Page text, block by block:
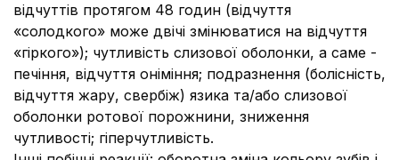
відчуттів протягом 48 годин (відчуття
«солодкого» може двічі змінюватися на відчуття
«гіркого»); чутливість слизової оболонки, а саме -
печіння, відчуття оніміння; подразнення (болісність,
відчуття жару, свербіж) язика та/або слизової
оболонки ротової порожнини, зниження
чутливості; гіперчутливість.